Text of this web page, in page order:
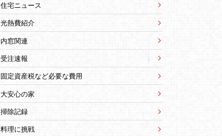
住宅ニュース
光熱費紹介
内窓関連
受注速報
固定資産税など必要な費用
大安心の家
掃除記録
料理に挑戦